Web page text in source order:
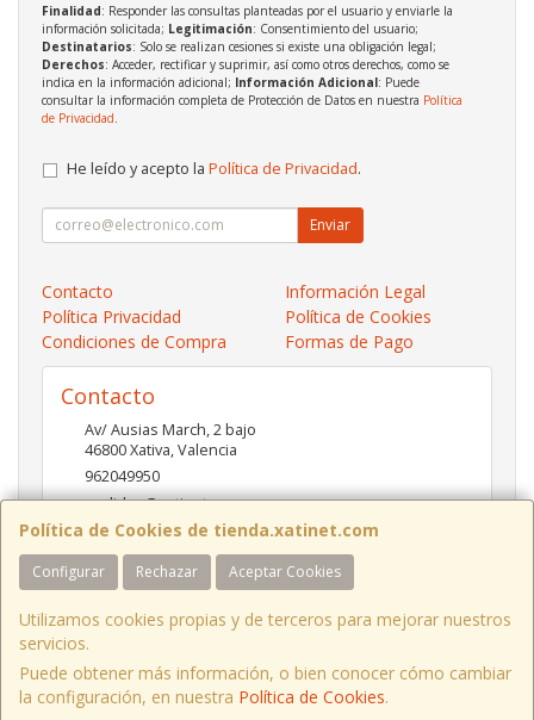
Política de Cookies de tienda.xatinet.com
Configurar Rechazar Aceptar Cookies
Utilizamos cookies propias y de terceros para mejorar nuestros
servicios.
Puede obtener más información, o bien conocer cómo cambiar
la configuración, en nuestra Política de Cookies.
Finalidad: Responder las consultas planteadas por el usuario y enviarle la
información solicitada; Legitimación: Consentimiento del usuario;
Destinatarios: Solo se realizan cesiones si existe una obligación legal;
Derechos: Acceder, rectificar y suprimir, así como otros derechos, como se
indica en la información adicional; Información Adicional: Puede
consultar la información completa de Protección de Datos en nuestra Política
de Privacidad
He leído y acepto la Política de Privacidad.
Enviar
Contacto
Información Legal
Política Privacidad
Política de Cookies
Condiciones de Compra
Formas de Pago
Contacto
Av/ Ausias March, 2 bajo
46800Xativa,Valencia
962049950
pedidos@xatinet.com
Horario
9-13:30 16:30-19:30
, , , , España. - C.I.F.: B97790778 - Tfno: